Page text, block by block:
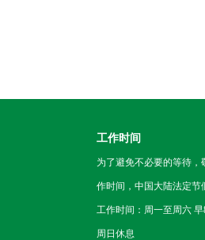
工作时间
为了避免不必要的等待
作时间，中国大陆法定节
工作时间：周一至周六 早
周日休息